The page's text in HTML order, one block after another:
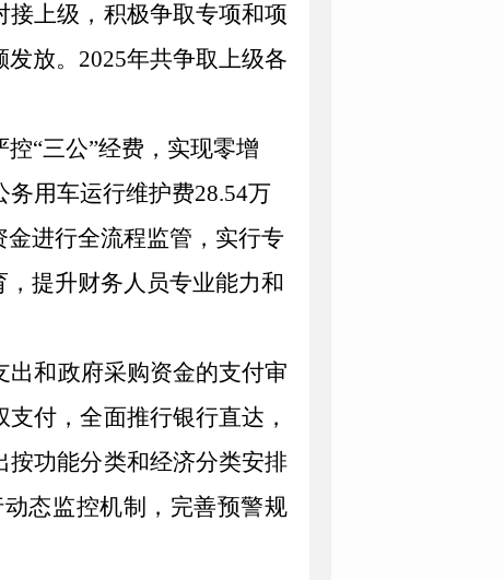
接上级，积极争取专项和项
放。 2025年共争取上级各
“三公”经费，实现零增
务用车运行维护费28.54万
进行全流程监管，实行专
，提升财务人员专业能力和
和政府采购资金的支付审
付，全面推行银行直达，
按功能分类和经济分类安排
态监控机制，完善预警规